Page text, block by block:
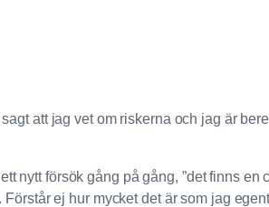
att jag vet om riskerna och jag är
nytt försök gång på gång, ”det finns en
ej hur mycket det är som jag